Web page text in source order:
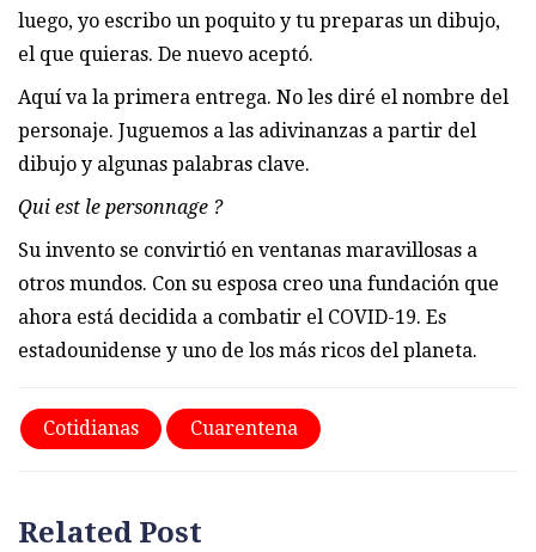
luego, yo escribo un poquito y tu preparas un dibujo,
el que quieras. De nuevo aceptó.
Aquí va la primera entrega. No les diré el nombre del
personaje. Juguemos a las adivinanzas a partir del
dibujo y algunas palabras clave.
Qui est le personnage ?
Su invento se convirtió en ventanas maravillosas a
otros mundos. Con su esposa creo una fundación que
ahora está decidida a combatir el COVID-19. Es
estadounidense y uno de los más ricos del planeta.
Cotidianas Cuarentena
Related Post